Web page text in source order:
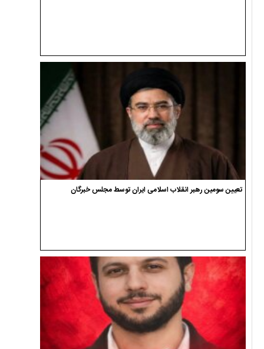
تعیین سومین رهبر انقلاب اسلامی ایران توسط مجلس خبرگان